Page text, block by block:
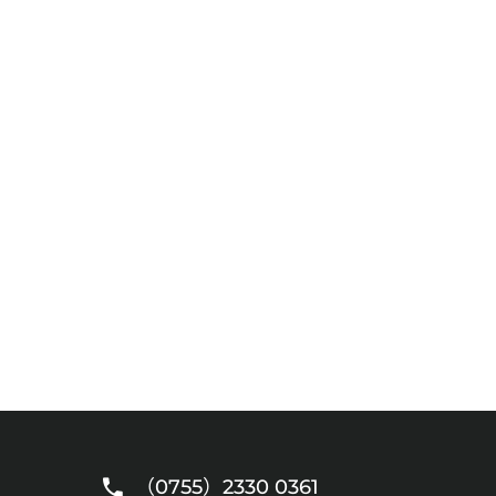
（0755）2330 0361